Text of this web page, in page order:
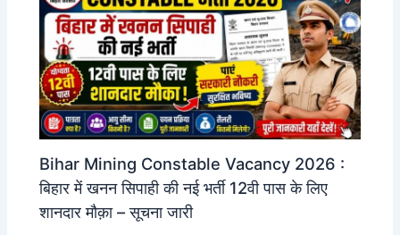
Bihar Mining Constable Vacancy 2026 :
बिहार में खनन सिपाही की नई भर्ती 12वी पास के लिए
शानदार मौक़ा – सूचना जारी